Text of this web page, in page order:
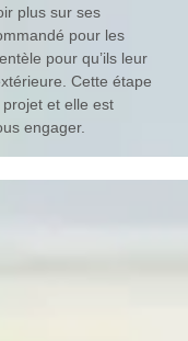
plus sur ses
pour les
pour qu’ils leur
Cette étape
et elle est
engager.